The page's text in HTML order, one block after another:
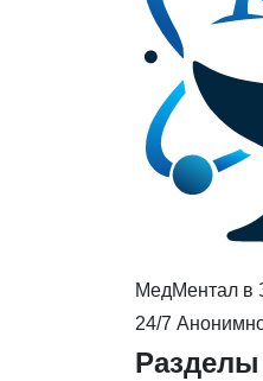
МедМентал в
24/7
Разделы